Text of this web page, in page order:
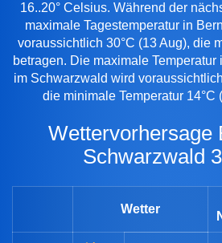
16..20° Celsius. Während der
maximale Tagestemperatur in
voraussichtlich 30°C (13 Aug), die
betragen. Die maximale
im Schwarzwald wird
die minimale Temperatur 14°C
Wettervorhersage Bernau im
Schwarzwald
Wetter